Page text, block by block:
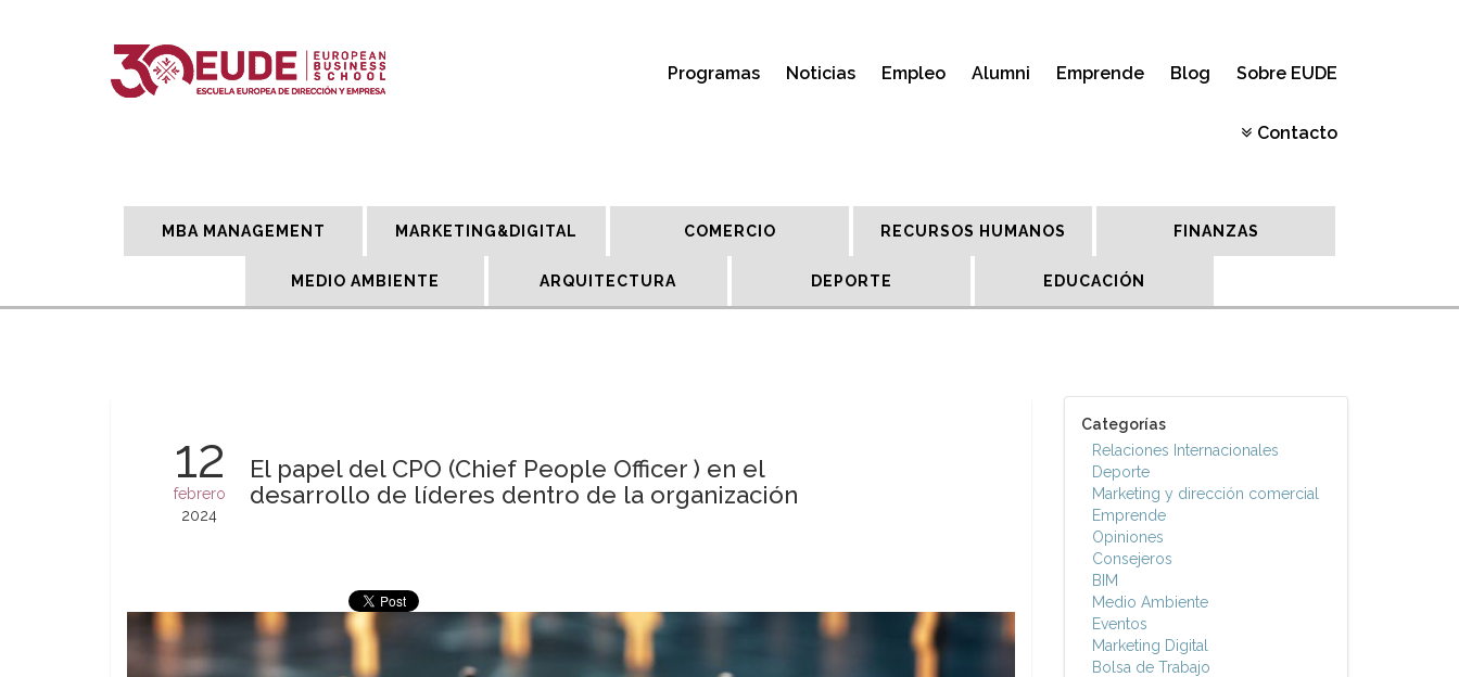
Programas Noticias Empleo Alumni Emprende Blog Sobre EUDE
Contacto
MBA MANAGEMENT MARKETING&DIGITAL COMERCIO RECURSOS HUMANOS FINANZAS
MEDIO AMBIENTE ARQUITECTURA DEPORTE EDUCACIÓN
12
febrero
2024
El papel del CPO (Chief People Officer ) en el
desarrollo de líderes dentro de la organización
Categorías
Relaciones Internacionales
Deporte
Marketing y dirección comercial
Emprende
Opiniones
Consejeros
BIM
Medio Ambiente
Eventos
Marketing Digital
Bolsa de Trabajo